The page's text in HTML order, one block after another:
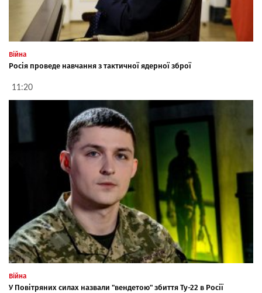
Війна
Росія проведе навчання з тактичної ядерної зброї
11:20
Війна
У Повітряних силах назвали "вендетою" збиття Ту-22 в Росії